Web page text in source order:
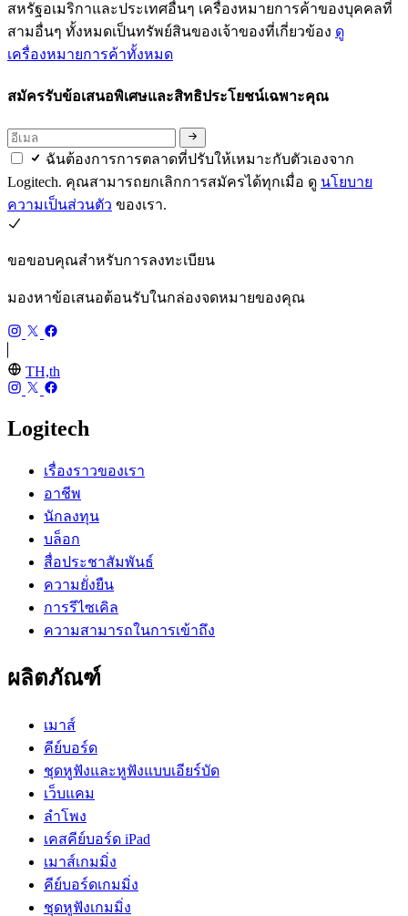
สหรัฐอเมริกาและประเทศอื่นๆ เครื่องหมายการค้าของบุคคลที่
สามอื่นๆ ทั้งหมดเป็นทรัพย์สินของเจ้าของที่เกี่ยวข้อง ดู
เครื่องหมายการค้าทั้งหมด
สมัครรับข้อเสนอพิเศษและสิทธิประโยชน์เฉพาะคุณ
ฉันต้องการการตลาดที่ปรับให้เหมาะกับตัวเองจาก
Logitech. คุณสามารถยกเลิกการสมัครได้ทุกเมื่อ ดู นโยบาย
ความเป็นส่วนตัว ของเรา.
ขอขอบคุณสำหรับการลงทะเบียน
มองหาข้อเสนอต้อนรับในกล่องจดหมายของคุณ
TH,th
Logitech
เรื่องราวของเรา
อาชีพ
นักลงทุน
บล็อก
สื่อประชาสัมพันธ์
ความยั่งยืน
การรีไซเคิล
ความสามารถในการเข้าถึง
ผลิตภัณฑ์
เมาส์
คีย์บอร์ด
ชุดหูฟังและหูฟังแบบเอียร์บัด
เว็บแคม
ลำโพง
เคสคีย์บอร์ด iPad
เมาส์เกมมิ่ง
คีย์บอร์ดเกมมิ่ง
ชุดหูฟังเกมมิ่ง